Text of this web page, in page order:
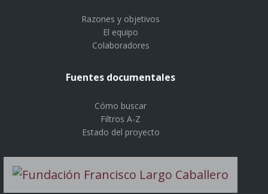
Razones y objetivos
El equipo
Colaboradores
Fuentes documentales
Cómo buscar
Filtros A-Z
Estado del proyecto